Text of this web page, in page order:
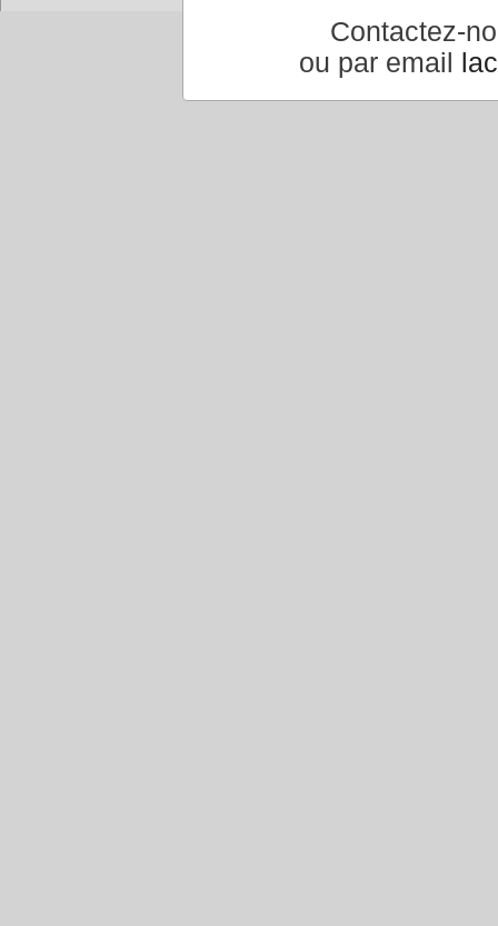
Accueil | Conseiller à un
Contactez-
ou par email